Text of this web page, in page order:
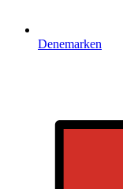
Denemarken